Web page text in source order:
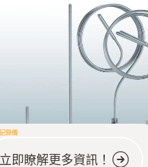
錄儀
立即瞭解更多資訊！